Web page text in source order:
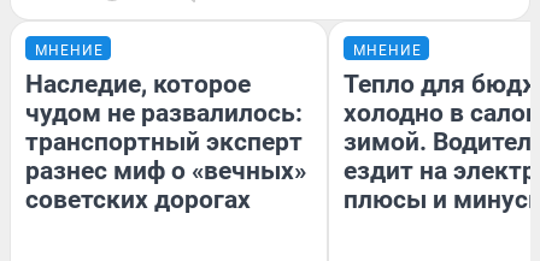
МНЕНИЕ
Наследие, которое
чудом не развалилось:
транспортный эксперт
разнес миф о «вечных»
советских дорогах
МНЕНИЕ
Тепло для
холодно в
зимой.
ездит на
плюсы и